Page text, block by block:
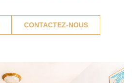
CONTACTEZ-NOUS